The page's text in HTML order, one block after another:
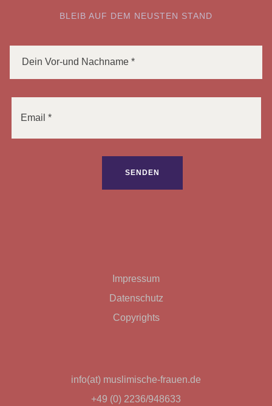
BLEIB AUF DEM NEUSTEN STAND
Impressum
Datenschutz
Copyrights
info(at) muslimische-frauen.de
+49 (0) 2236/948633